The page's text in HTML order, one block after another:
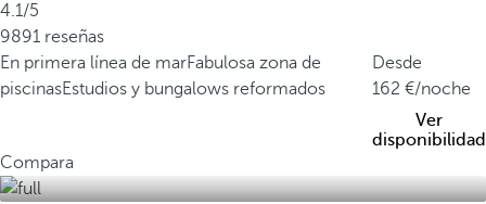
4.1/5
9891 reseñas
En primera línea de marFabulosa zona de
piscinasEstudios y bungalows reformados
Desde
162
/noche
Ver
disponibilidad
Compara